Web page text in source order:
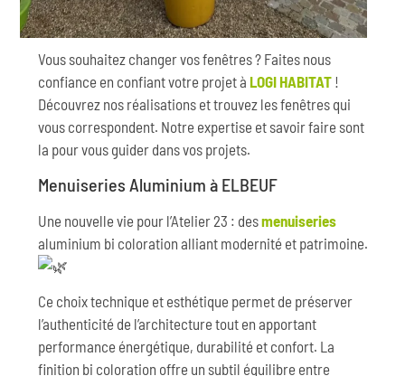
Vous souhaitez changer vos fenêtres ? Faites nous
confiance en confiant votre projet à LOGI HABITAT !
Découvrez nos réalisations et trouvez les fenêtres qui
vous correspondent. Notre expertise et savoir faire sont
la pour vous guider dans vos projets.
Menuiseries Aluminium à ELBEUF
Une nouvelle vie pour l’Atelier 23 : desmenuiseries
aluminium bi coloration alliant modernité et patrimoine.
Ce choix technique et esthétique permet de préserver
l’authenticité de l’architecture tout en apportant
performance énergétique, durabilité et confort. La
finition bi coloration offre un subtil équilibre entre